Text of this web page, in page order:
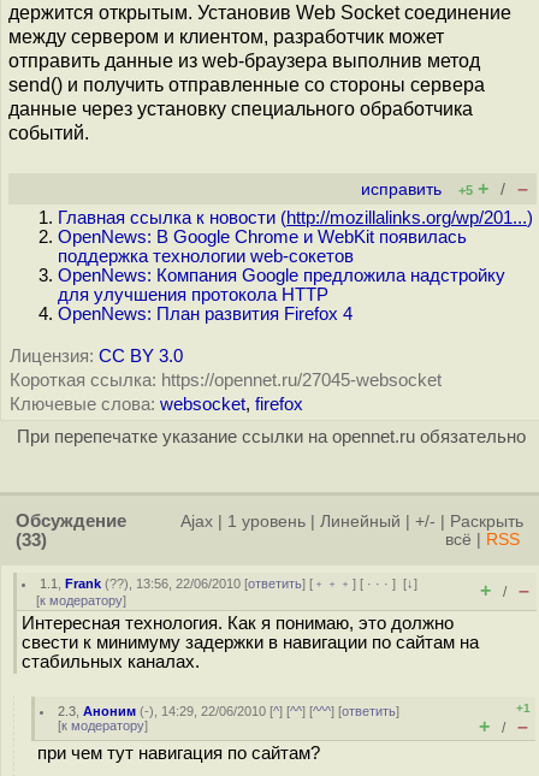
держится открытым. Установив Web Socket соединение
между сервером и клиентом, разработчик может
отправить данные из web-браузера выполнив метод
send() и получить отправленные со стороны сервера
данные через установку специального обработчика
событий.
исправить +5 + / –
Главная ссылка к новости (http://mozillalinks.org/wp/201...)
OpenNews: В Google Chrome и WebKit появилась
поддержка технологии web-сокетов
OpenNews: Компания Google предложила надстройку
для улучшения протокола HTTP
OpenNews: План развития Firefox 4
Лицензия: CC BY 3.0
Короткая ссылка: https://opennet.ru/27045-websocket
Ключевые слова: websocket, firefox
При перепечатке указание ссылки на opennet.ru обязательно
Обсуждение
(33)
Ajax 1 уровень Линейный +/-
Раскрыть
всё
RSS
1.1 ,Frank (??), 13:56, 22/06/2010 [ответить] [ ﹢﹢﹢] [ · · ·][↓]
[к модератору] + / –
Интересная технология. Как я понимаю, это должно
свести к минимуму задержки в навигации по сайтам на
стабильных каналах.
2.3 ,Аноним (-), 14:29, 22/06/2010 [^] [^^] [^^^] [ответить]
[к модератору]
+1
+ / –
при чем тут навигация по сайтам?